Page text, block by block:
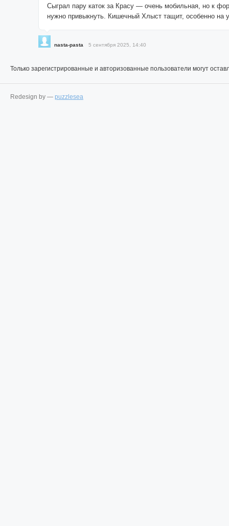
Сыграл пару каток за Красу — очень мобильная, но к
нужно привыкнуть. Кишечный Хлыст тащит, особенно на
nasta-pasta 5 сентября 2025, 14:40
Только зарегистрированные и авторизованные пользователи могут
Redesign by — puzzlesea